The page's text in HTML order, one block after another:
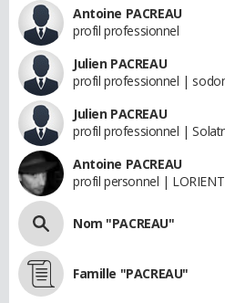
Antoine PACREAU
profil professionnel
Julien PACREAU
profil professionnel |
Julien PACREAU
profil professionnel |
Antoine PACREAU
profil personnel | LORIENT
Nom "PACREAU"
Famille "PACREAU"